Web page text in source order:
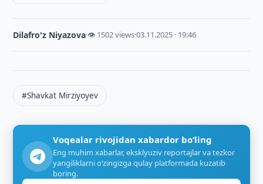
Dilafro'z Niyazova·👁 1502 views·03.11.2025 · 19:46
#Shavkat Mirziyoyev
Voqealar rivojidan xabardor bo‘ling
Eng muhim xabarlar, eksklyuziv reportajlar va tezkor
yangiliklarni o‘zingizga qulay platformada kuzatib
boring.